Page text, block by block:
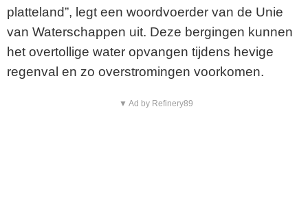
platteland”, legt een woordvoerder van de Unie
van Waterschappen uit. Deze bergingen kunnen
het overtollige water opvangen tijdens hevige
regenval en zo overstromingen voorkomen.
▼ Ad by Refinery89